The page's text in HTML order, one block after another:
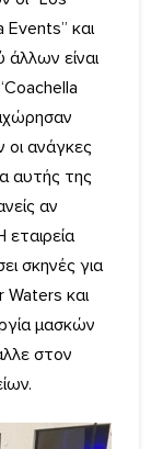
Events” και
άλλων είναι
οι ανάγκες
αυτής της
αν
σκηνές για
Waters και
μασκών
στον